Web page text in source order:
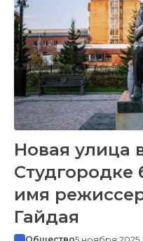
Новая улица
Студгородке
имя
Гайдая